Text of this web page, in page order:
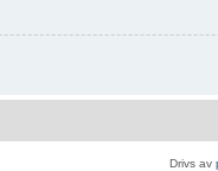
Drivs av